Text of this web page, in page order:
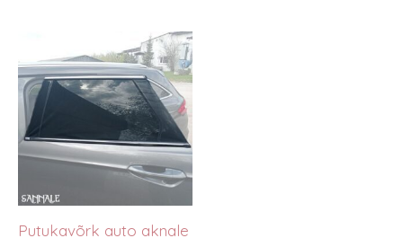
Putukavõrk auto aknale